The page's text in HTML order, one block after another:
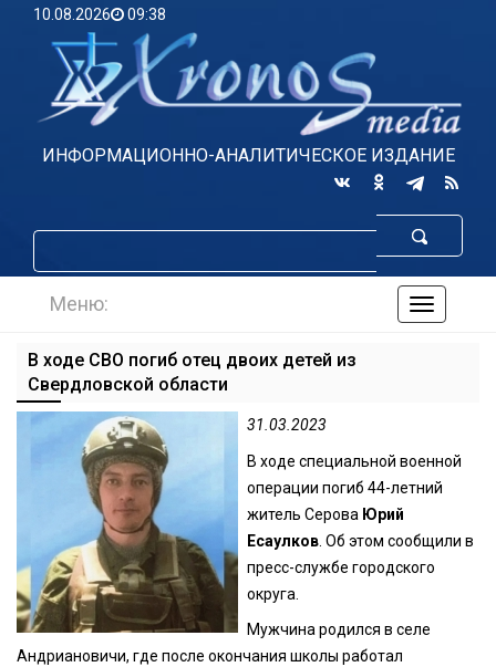
10.08.2026 09:38
ИНФОРМАЦИОННО-АНАЛИТИЧЕСКОЕ ИЗДАНИЕ
по
Меню:
В ходе СВО погиб отец двоих детей из
Свердловской области
31.03.2023
В ходе специальной военной
операции погиб 44-летний
житель Серова Юрий
Есаулков . Об этом сообщили в
пресс-службе городского
округа.
Мужчина родился в селе
Андриановичи, где после окончания школы работал